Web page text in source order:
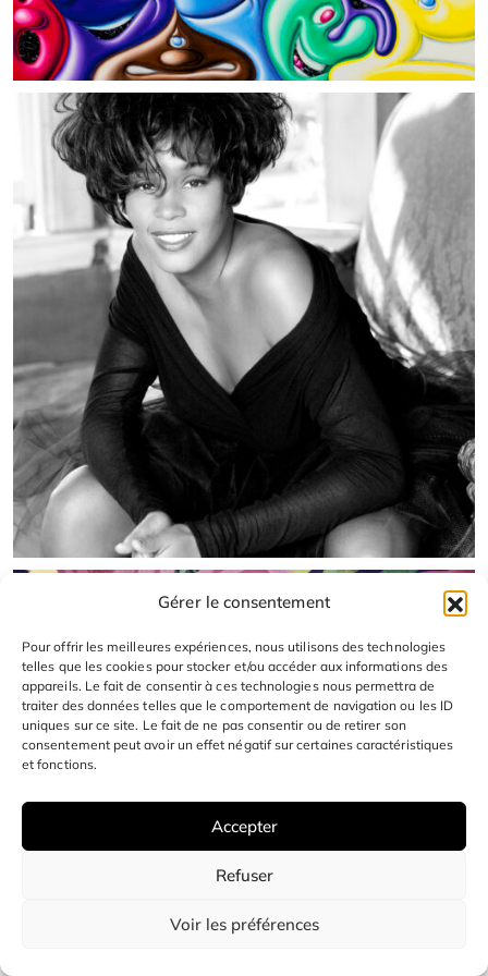
Gérer le consentement
Pour offrir les meilleures expériences, nous utilisons des technologies
telles que les cookies pour stocker et/ou accéder aux informations des
appareils. Le fait de consentir à ces technologies nous permettra de
traiter des données telles que le comportement de navigation ou les ID
uniques sur ce site. Le fait de ne pas consentir ou de retirer son
consentement peut avoir un effet négatif sur certaines caractéristiques
et fonctions.
Accepter
Refuser
Voir les préférences
MUSIC ARTISTS
ARTS